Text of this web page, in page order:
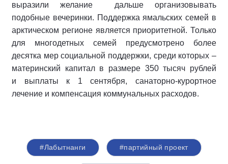
выразили желание дальше организовывать
подобные вечеринки. Поддержка ямальских семей в
арктическом регионе является приоритетной. Только
для многодетных семей предусмотрено более
десятка мер социальной поддержки, среди которых –
материнский капитал в размере 350 тысяч рублей
и выплаты к 1 сентября, санаторно-курортное
лечение и компенсация коммунальных расходов.
#Лабытнанги #партийный проект